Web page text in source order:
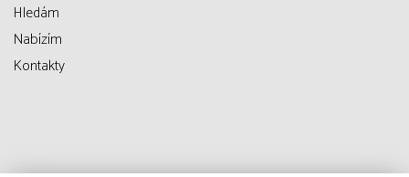
Hledám
Nabízím
Kontakty